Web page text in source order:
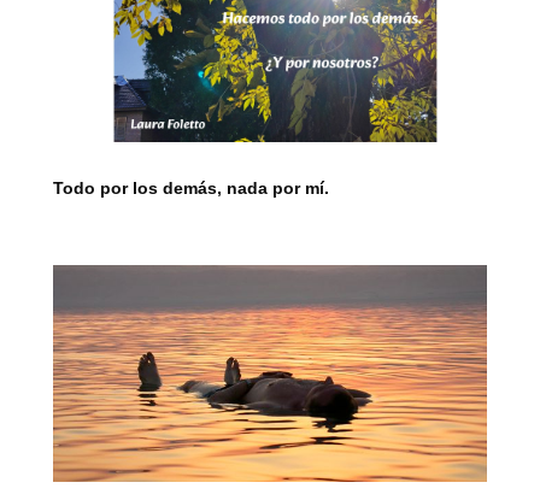
Todo por los demás, nada por mí.